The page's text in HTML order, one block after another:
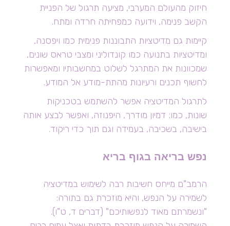
חיזוק מהעולם המערבי, מציעה תרגול של הפניית
הקשב פנימה, וידועה כמפחיתה חרדה ומתח.
קיימות גם מדיטציות התבוננות פנימית כמו ויפסנה,
ומדיטציות בתנועה כמו קונדוליני ומצבי טראס שונים,
שמכוונות את המתרגל לשלוט במחשבותיו ומאפשרות
לחשוף תכנים ורעיונות מהתת-מודע אל המודע.
לתרגול המדיטציה אפשר להשתמש בטכניקות
שונות, כמו; דמיון מודרך, היפנוזה, ואפשר לבצע אותה
בישיבה, בשכיבה, בעמידה וגם תוך כדי ריקוד.
נפש בריאה בגוף בריא
הרמב"ם מייחס חשיבות רבה לשימוש במדיטציה
לשמירה על הנפש, והיא מוזכרת גם בתורה:
"ונשמרתם מאוד לנפשותיכם" (דברים ד, ט"ו).